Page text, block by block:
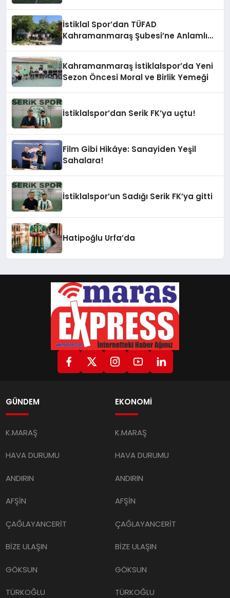
İstiklal Spor’dan TÜFAD
Kahramanmaraş Şubesi’ne Anlamlı
Kahramanmaraş İstiklalspor’da Yeni
Sezon Öncesi Moral ve Birlik Yemeği
İstiklalspor’dan Serik FK’ya uçtu!
Film Gibi Hikâye: Sanayiden Yeşil
Sahalara!
İstiklalspor’un Sadığı Serik FK’ya gitti
Hatipoğlu Urfa’da
GÜNDEM
K.MARAŞ
HAVA DURUMU
ANDIRIN
AFŞİN
ÇAĞLAYANCERİT
BİZE ULAŞIN
GÖKSUN
TÜRKOĞLU
EKONOMİ
K.MARAŞ
HAVA DURUMU
ANDIRIN
AFŞİN
ÇAĞLAYANCERİT
BİZE ULAŞIN
GÖKSUN
TÜRKOĞLU